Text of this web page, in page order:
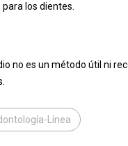
los dientes.
no es un método útil ni
Línea